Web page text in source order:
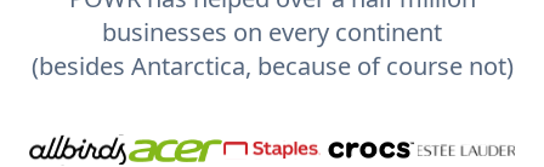
businesses on every continent
(besides Antarctica, because of course not)